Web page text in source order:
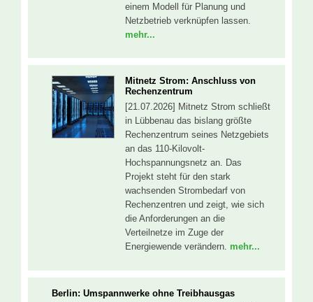
einem Modell für Planung und
Netzbetrieb verknüpfen lassen.
mehr...
Mitnetz Strom: Anschluss von
Rechenzentrum
[21.07.2026] Mitnetz Strom schließt
in Lübbenau das bislang größte
Rechenzentrum seines Netzgebiets
an das 110-Kilovolt-
Hochspannungsnetz an. Das
Projekt steht für den stark
wachsenden Strombedarf von
Rechenzentren und zeigt, wie sich
die Anforderungen an die
Verteilnetze im Zuge der
Energiewende verändern. mehr...
Berlin: Umspannwerke ohne Treibhausgas